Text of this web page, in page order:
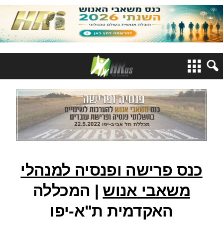
כנס פרישה ופנסיה למנהלי
משאבי אנוש | המכללה
האקדמית ת"א-יפו